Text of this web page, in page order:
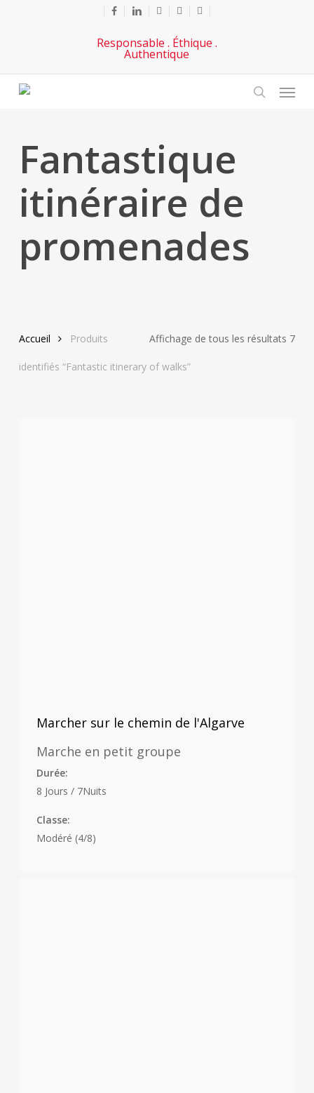
Facebook
lié Youtubetéléphoner
e-
Responsable . Éthique .
Authentique
Menu
Fantastique
itinéraire de
promenades
Affichage de tous les résultats 7Trié
Accueil Produits
identifiés “Fantastic itinerary of walks”
Marcher sur le chemin de l'Algarve
Marche en petit groupe
Durée:
8 Jours / 7Nuits
Classe:
Modéré (4/8)